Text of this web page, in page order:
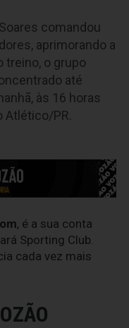
comandou
aprimorando a
treino, o grupo
até
às 16 horas
Atlético/PR.
, é a sua conta
Sporting Club.
cada vez mais